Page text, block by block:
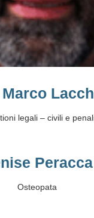
Marco
legali – civili e
Peracca
Osteopata